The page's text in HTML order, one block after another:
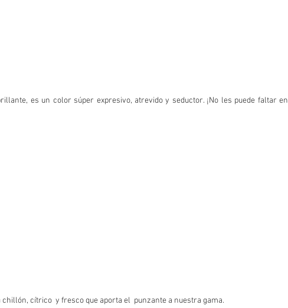
es un color súper expresivo, atrevido y seductor. ¡No les puede faltar en
cítrico  y fresco que aporta el  punzante a nuestra gama.